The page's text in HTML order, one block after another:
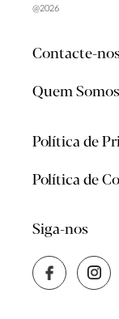
@2026
Contacte-
Quem Somos
Política de
Política de
Siga-nos